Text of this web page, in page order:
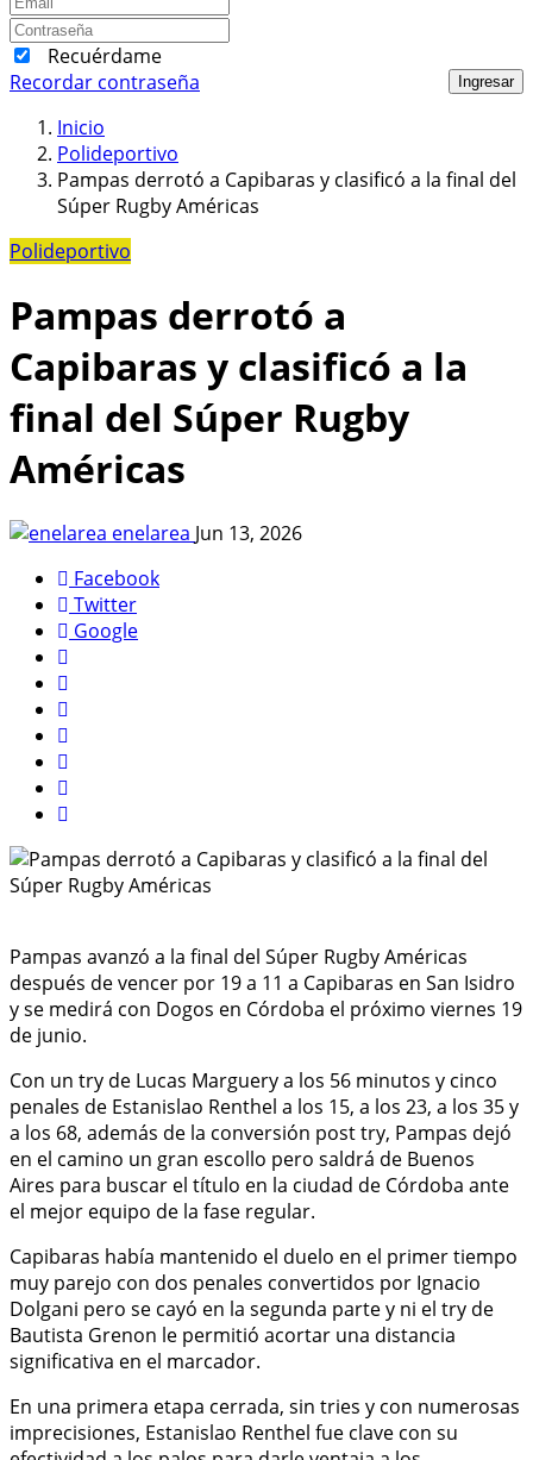
Recuérdame
Ingresar
Recordar contraseña
Inicio
Polideportivo
Pampas derrotó a Capibaras y clasificó a la final del
Súper Rugby Américas
Polideportivo
Pampas derrotó a
Capibaras y clasificó a la
final del Súper Rugby
Américas
enelarea Jun 13, 2026
Facebook
Twitter
Google
Pampas avanzó a la final del Súper Rugby Américas
después de vencer por 19 a 11 a Capibaras en San Isidro
y se medirá con Dogos en Córdoba el próximo viernes 19
de junio.
Con un try de Lucas Marguery a los 56 minutos y cinco
penales de Estanislao Renthel a los 15, a los 23, a los 35 y
a los 68, además de la conversión post try, Pampas dejó
en el camino un gran escollo pero saldrá de Buenos
Aires para buscar el título en la ciudad de Córdoba ante
el mejor equipo de la fase regular.
Capibaras había mantenido el duelo en el primer tiempo
muy parejo con dos penales convertidos por Ignacio
Dolgani pero se cayó en la segunda parte y ni el try de
Bautista Grenon le permitió acortar una distancia
significativa en el marcador.
En una primera etapa cerrada, sin tries y con numerosas
imprecisiones, Estanislao Renthel fue clave con su